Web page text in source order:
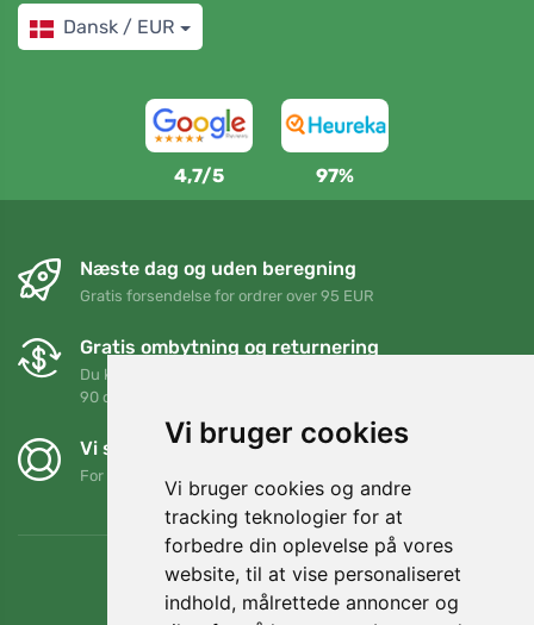
Vi bruger cookies
Vi bruger cookies og andre
tracking teknologier for at
forbedre din oplevelse på vores
website, til at vise personaliseret
indhold, målrettede annoncer og
Dansk / EUR
4,7/5 97%
Næste dag og uden beregning
Gratis forsendelse for ordrer over 95 EUR
Gratis ombytning og returnering
Du kan returnere eller bytte din ordre når som helst inden for
90 dage
Vi støtter Trees.org
For hver ordre planter vi et træ! Læs mere